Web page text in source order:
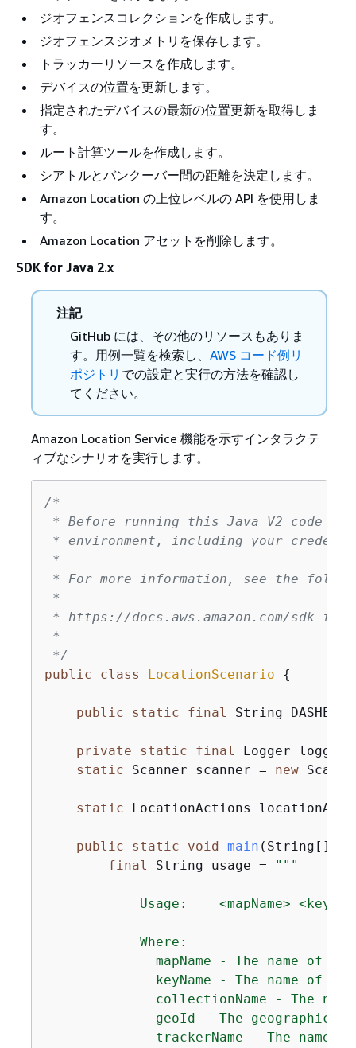
ジオフェンスコレクションを作成します。
ジオフェンスジオメトリを保存します。
トラッカーリソースを作成します。
デバイスの位置を更新します。
指定されたデバイスの最新の位置更新を取得しま
す。
ルート計算ツールを作成します。
シアトルとバンクーバー間の距離を決定します。
Amazon Location の上位レベルの API を使用しま
す。
Amazon Location アセットを削除します。
SDK for Java 2.x
注記
GitHub には、その他のリソースもありま
す。用例一覧を検索し、 AWS コード例リ
ポジトリ での設定と実行の方法を確認し
てください。
Amazon Location Service 機能を示すインタラクテ
ィブなシナリオを実行します。
/*
* Before running this Java V2 code
* environment, including your
*
* For more information, see the
*
* https://docs.aws.amazon.com/sdk-
*
*/
public
class LocationScenario {
public static final String DASHES
private static final Logger logger
static Scanner scanner = new
static LocationActions
public static void main (String[]
final String usage = "" "
Usage:    <mapName>
            Where:
mapName - The name of
keyName - The name of
collectionName - The
geoId - The geographic
trackerName - The name